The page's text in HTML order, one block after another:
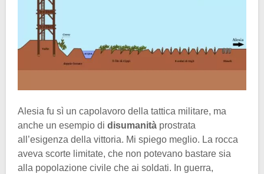
Alesia fu sì un capolavoro della tattica militare, ma
anche un esempio di disumanità prostrata
all’esigenza della vittoria. Mi spiego meglio. La rocca
aveva scorte limitate, che non potevano bastare sia
alla popolazione civile che ai soldati. In guerra,